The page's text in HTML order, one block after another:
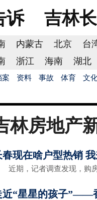
诉 吉林
内蒙古 北京 台
浙江 海南 湖北
案 资料 事故 体育 文
林房地产
春现在啥户型热销
期，记者调查发现，购房
近“星星的孩子”——